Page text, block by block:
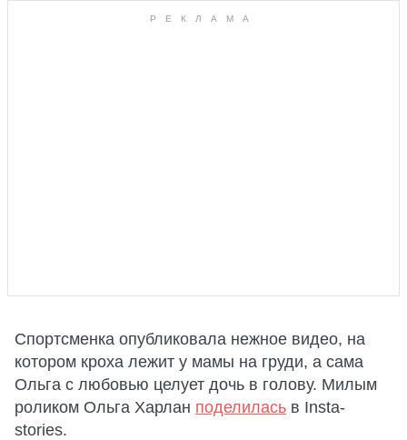
Спортсменка опубликовала нежное видео, на
котором кроха лежит у мамы на груди, а сама
Ольга с любовью целует дочь в голову. Милым
роликом Ольга Харлан поделилась в Insta-
stories.